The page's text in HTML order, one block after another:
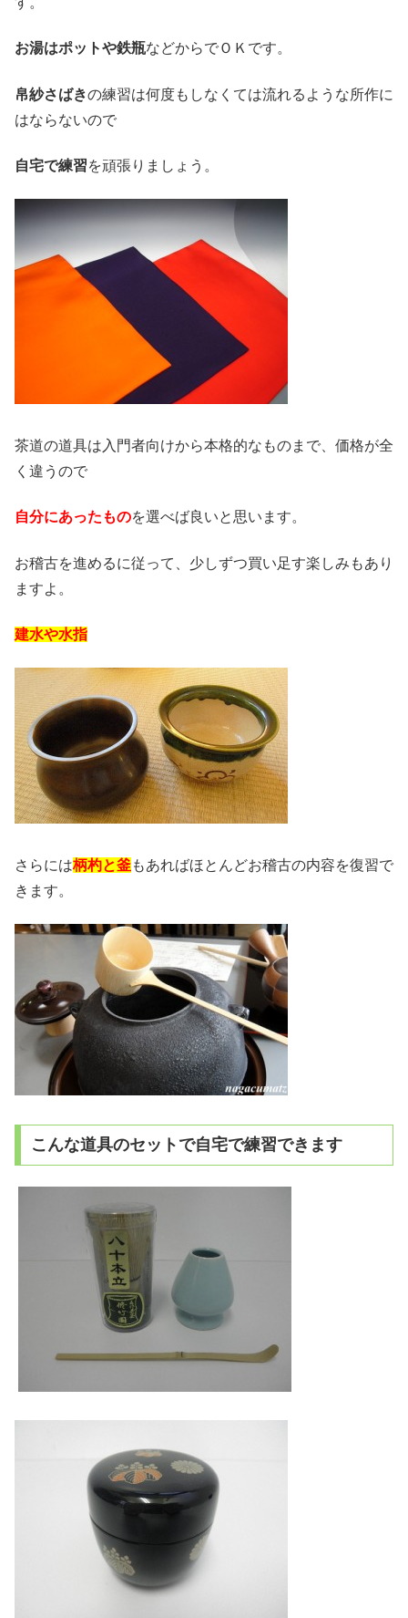
お湯はポットや鉄瓶などからでＯＫです。
帛紗さばきの練習は何度もしなくては流れるような所作に
はならないので
自宅で練習を頑張りましょう。
茶道の道具は入門者向けから本格的なものまで、価格が全
く違うので
自分にあったものを選べば良いと思います。
お稽古を進めるに従って、少しずつ買い足す楽しみもあり
ますよ。
建水や水指
さらには柄杓と釜もあればほとんどお稽古の内容を復習で
きます。
こんな道具のセットで自宅で練習できます